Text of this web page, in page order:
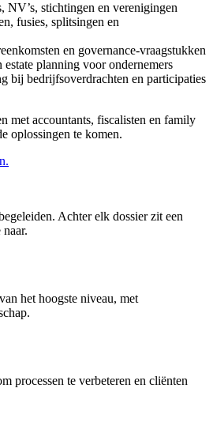
NV’s, stichtingen en verenigingen
fusies, splitsingen en
en governance-vraagstukken
planning voor ondernemers
bij bedrijfsoverdrachten en participaties
met accountants, fiscalisten en family
oplossingen te komen.
Achter elk dossier zit een
het hoogste niveau, met
processen te verbeteren en cliënten